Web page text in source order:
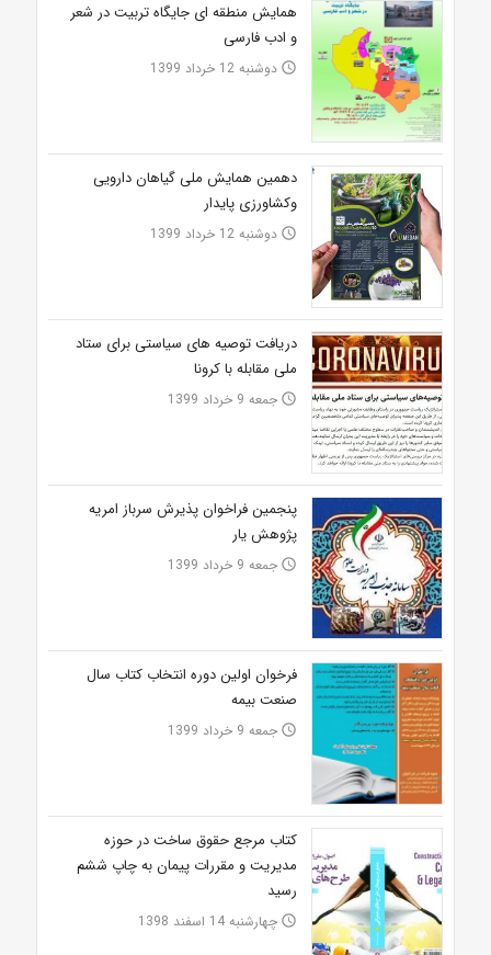
همایش منطقه ای جایگاه تربیت در شعر
و ادب فارسی
access_time دوشنبه 12 خرداد 1399
دهمین همایش ملی گیاهان دارویی
وکشاورزی پایدار
access_time دوشنبه 12 خرداد 1399
دریافت توصیه های سیاستی برای ستاد
ملی مقابله با کرونا
access_time جمعه 9 خرداد 1399
پنجمین فراخوان پذیرش سرباز امریه
پژوهش یار
access_time جمعه 9 خرداد 1399
فرخوان اولین دوره انتخاب کتاب سال
صنعت بیمه
access_time جمعه 9 خرداد 1399
کتاب مرجع حقوق ساخت در حوزه
مدیریت و مقررات پیمان به چاپ ششم
رسید
access_time چهارشنبه 14 اسفند 1398